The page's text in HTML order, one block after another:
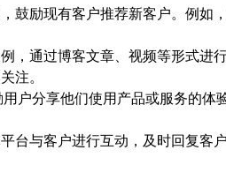
，鼓励现有客户推荐新客户。例如
，通过博客文章、视频等形式进
注。
用户分享他们使用产品或服务的
平台与客户进行互动，及时回复客